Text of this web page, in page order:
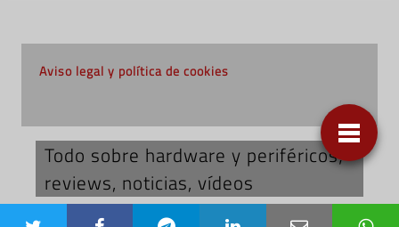
Aviso legal y política de cookies
Todo sobre hardware y periféricos;
reviews, noticias, vídeos